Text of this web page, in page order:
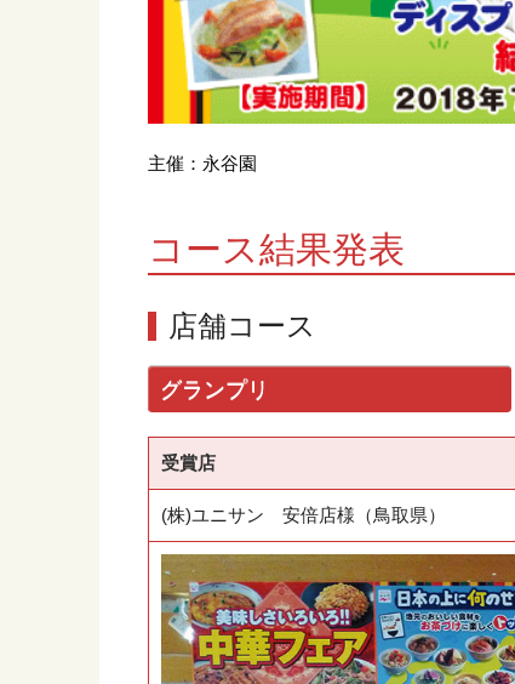
主催：永谷園
コース結果発表
店舗コース
グランプリ
受賞店
(株)ユニサン 安倍店様（鳥取県）